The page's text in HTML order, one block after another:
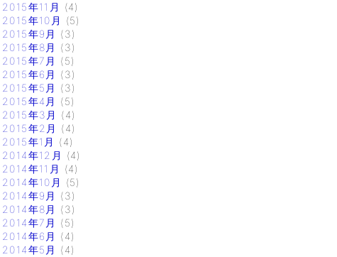
2015年11月
(4)
2015年10月
(5)
2015年9月
(3)
2015年8月
(3)
2015年7月
(5)
2015年6月
(3)
2015年5月
(3)
2015年4月
(5)
2015年3月
(4)
2015年2月
(4)
2015年1月
(4)
2014年12月
(4)
2014年11月
(4)
2014年10月
(5)
2014年9月
(3)
2014年8月
(3)
2014年7月
(5)
2014年6月
(4)
2014年5月
(4)